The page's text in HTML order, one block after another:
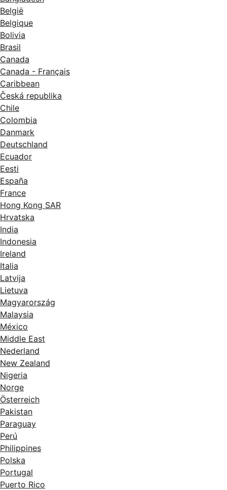
België
Belgique
Bolivia
Brasil
Canada
Canada - Français
Caribbean
Česká republika
Chile
Colombia
Danmark
Deutschland
Ecuador
Eesti
España
France
Hong Kong SAR
Hrvatska
India
Indonesia
Ireland
Italia
Latvija
Lietuva
Magyarország
Malaysia
México
Middle East
Nederland
New Zealand
Nigeria
Norge
Österreich
Pakistan
Paraguay
Perú
Philippines
Polska
Portugal
Puerto Rico